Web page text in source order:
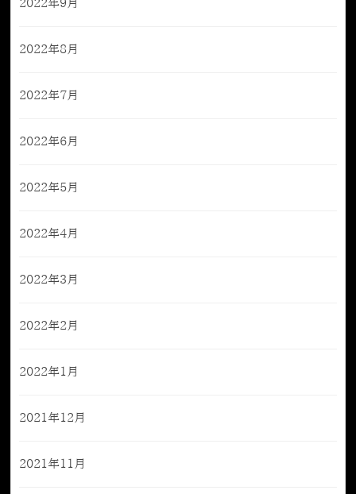
2022年9月
2022年8月
2022年7月
2022年6月
2022年5月
2022年4月
2022年3月
2022年2月
2022年1月
2021年12月
2021年11月